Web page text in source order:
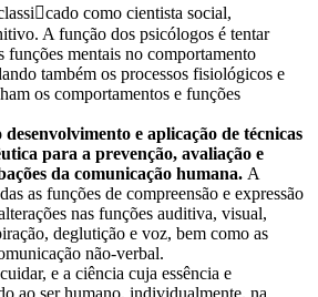
como cientista social,
A função dos psicólogos é tentar
funções mentais no comportamento
também os processos fisiológicos e
os comportamentos e funções
e aplicação de técnicas
para a prevenção, avaliação e
da comunicação humana. A
as funções de compreensão e expressão
nas funções auditiva, visual,
deglutição e voz, bem como as
não-verbal.
e a ciência cuja essência e
ao ser humano, individualmente, na